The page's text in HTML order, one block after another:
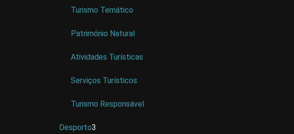
Turismo Temático
Património Natural
Atividades Turísticas
Serviços Turísticos
Turismo Responsável
Desporto3